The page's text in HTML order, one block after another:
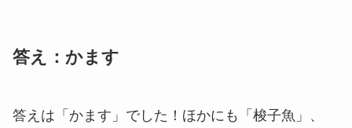
答え：かます
答えは「かます」でした！ほかにも「梭子魚」、